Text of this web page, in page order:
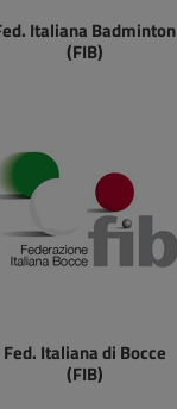
Italiana Badminton
(FIB)
Fed. Italiana di Bocce
(FIB)